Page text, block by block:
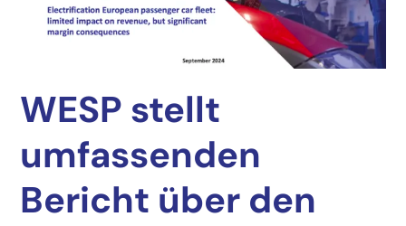
WESP stellt
umfassenden
Bericht über den